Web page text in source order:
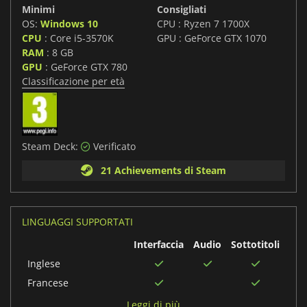
Minimi
OS: Windows 10
CPU : Core i5-3570K
RAM : 8 GB
GPU : GeForce GTX 780
Consigliati
CPU : Ryzen 7 1700X
GPU : GeForce GTX 1070
Classificazione per età
Steam Deck:
Verificato
21 Achievements di Steam
LINGUAGGI SUPPORTATI
Interfaccia
Audio
Sottotitoli
Inglese
Francese